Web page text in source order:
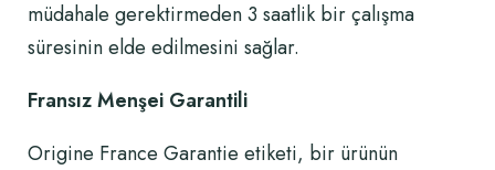
müdahale gerektirmeden 3 saatlik bir çalışma
süresinin elde edilmesini sağlar.
Fransız Menşei Garantili
Origine France Garantie etiketi, bir ürünün